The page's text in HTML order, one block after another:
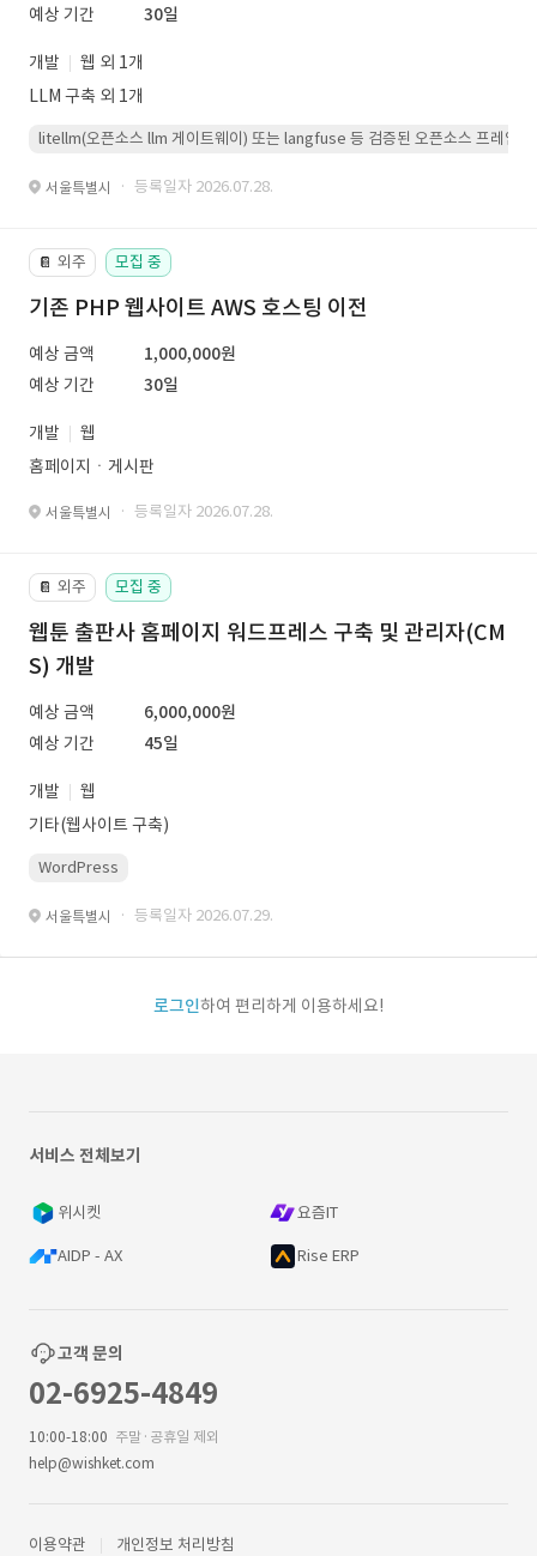
예상 기간
30일
개발
웹 외 1개
LLM 구축 외 1개
litellm(오픈소스 llm 게이트웨이) 또는 langfuse 등 검증된 오픈소스 프레임워
서울특별시 · 등록일자 2026.07.28.
📔 외주 모집 중
기존 PHP 웹사이트 AWS 호스팅 이전
예상 금액
1,000,000원
예상 기간
30일
개발
웹
홈페이지ㆍ게시판
서울특별시 · 등록일자 2026.07.28.
📔 외주 모집 중
웹툰 출판사 홈페이지 워드프레스 구축 및 관리자(CM
S) 개발
예상 금액
6,000,000원
예상 기간
45일
개발
웹
기타(웹사이트 구축)
WordPress
서울특별시 · 등록일자 2026.07.29.
로그인하여 편리하게 이용하세요!
서비스 전체보기
위시켓 요즘IT
AIDP - AX Rise ERP
고객 문의
02-6925-4849
10:00-18:00 주말·공휴일 제외
help@wishket.com
이용약관 개인정보 처리방침